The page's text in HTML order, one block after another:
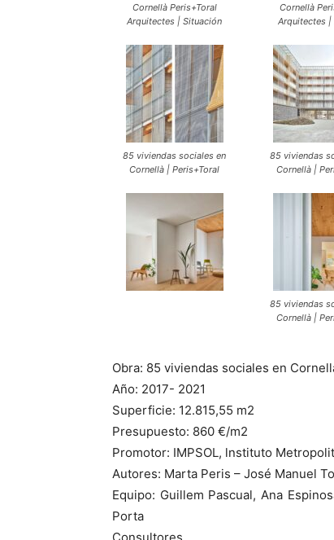
Cornellà Peris+Toral
Arquitectes | Situación
Cornellà
Arquitectes |
85 viviendas sociales en
Cornellà | Peris+Toral
85 viviendas
Cornellà |
85 viviendas
Cornellà |
Obra: 85 viviendas sociales en
Año: 2017- 2021
Superficie: 12.815,55 m2
Presupuesto: 860 €/m2
Promotor: IMPSOL, lnstituto
Autores: Marta Peris – José Manuel
Equipo: Guillem Pascual, Ana
Porta
Consultores